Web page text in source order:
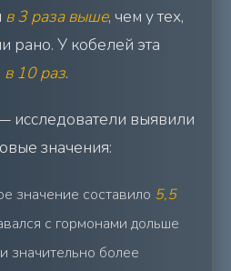
в 3 раза выше, чем у тех,
рано. У кобелей эта
в 10 раз.
исследователи выявили
значения:
значение составило 5,5
с гормонами дольше
значительно более